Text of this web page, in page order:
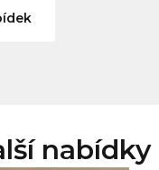
nabídky